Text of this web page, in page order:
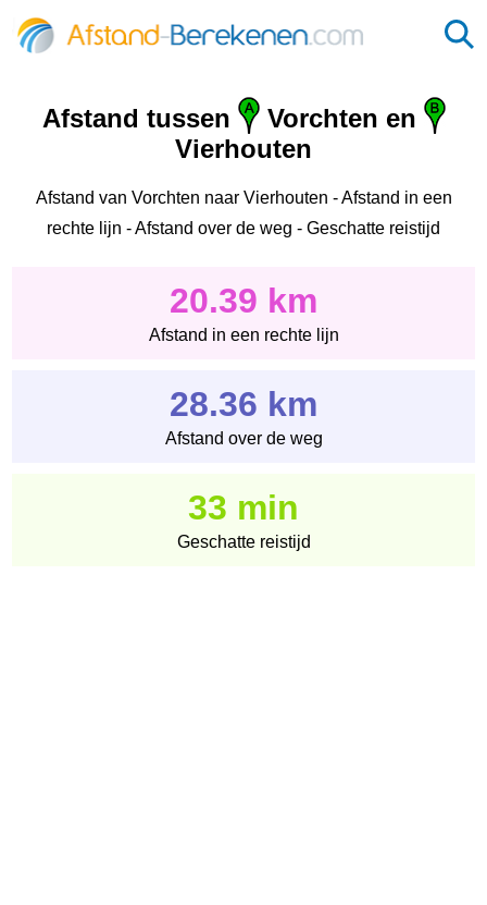
Afstand tussen
Vorchten en
Vierhouten
Afstand van Vorchten naar Vierhouten - Afstand in een
rechte lijn - Afstand over de weg - Geschatte reistijd
20.39 km
Afstand in een rechte lijn
28.36 km
Afstand over de weg
33 min
Geschatte reistijd